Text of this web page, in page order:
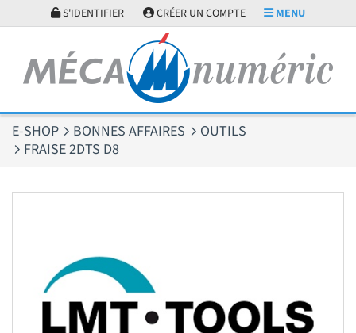
S'IDENTIFIER CRÉER UN COMPTE MENU
E-SHOP BONNES AFFAIRES
OUTILS
FRAISE 2DTS D8
Panneau de gestion des cookies